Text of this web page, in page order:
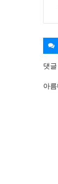
댓
아